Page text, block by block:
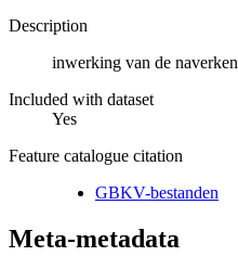
Description
inwerking van de
Included with dataset
Yes
Feature catalogue citation
GBKV-bestanden
Meta-metadata